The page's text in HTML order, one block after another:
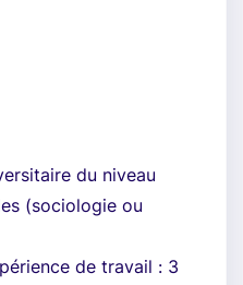
du niveau
(sociologie ou
de travail : 3